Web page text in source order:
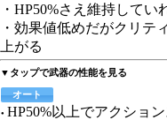
・HP50%さえ維持してい
・効果値低めだがクリテ
上がる
▼タップで武器の性能を見る
オート
HP50%以上でアクショ